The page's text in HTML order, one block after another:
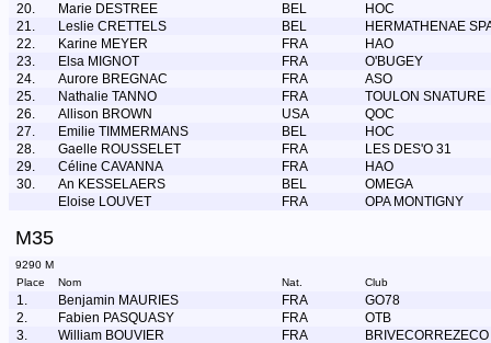
20.
Marie DESTREE BEL
HOC
21.
Leslie CRETTELS BEL
HERMATHENAE
22.
Karine MEYER FRA
HAO
23.
Elsa MIGNOT FRA
O'BUGEY
24.
Aurore BREGNAC FRA
ASO
25.
Nathalie TANNO FRA
TOULON SNATURE
26.
Allison BROWN USA
QOC
27.
Emilie TIMMERMANS BEL
HOC
28.
Gaelle ROUSSELET FRA
LES DES'O 31
29.
Céline CAVANNA FRA
HAO
30.
An KESSELAERS BEL
OMEGA
Eloise LOUVET
FRA OPA MONTIGNY
M35
9290 M
Place
Nom Nat. Club
1. Benjamin MAURIES FRA
GO78
2.
Fabien PASQUASY FRA
OTB
3.
William BOUVIER FRA BRIVECORREZECO